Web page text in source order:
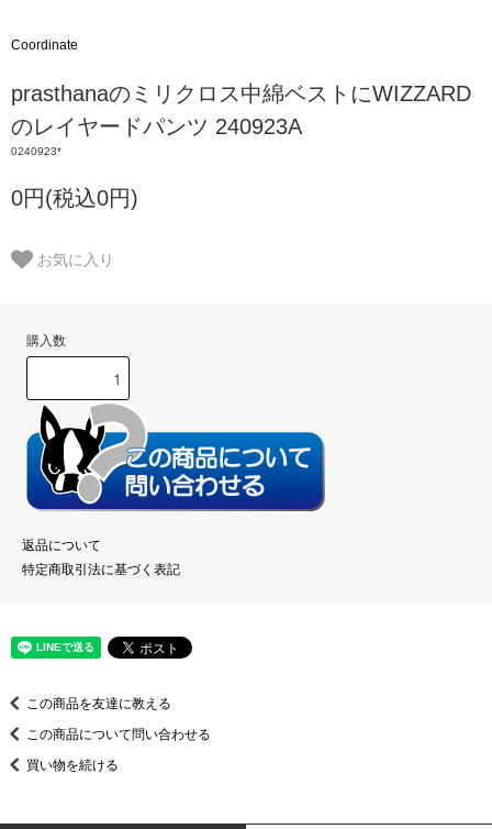
Coordinate
prasthanaのミリクロス中綿ベストにWIZZARD
のレイヤードパンツ 240923A
0240923*
0円(税込0円)
お気に入り
購入数
返品について
特定商取引法に基づく表記
この商品を友達に教える
この商品について問い合わせる
買い物を続ける